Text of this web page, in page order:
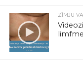
ZĪMJU